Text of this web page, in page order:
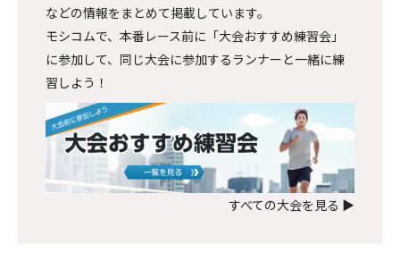
などの情報をまとめて掲載しています。
モシコムで、本番レース前に「大会おすすめ練習会」
に参加して、同じ大会に参加するランナーと一緒に練
習しよう！
すべての大会を見る ▶